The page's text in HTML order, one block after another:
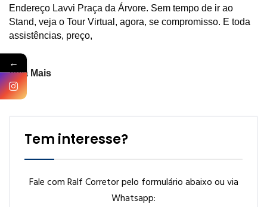
Endereço Lavvi Praça da Árvore. Sem tempo de ir ao
Stand, veja o Tour Virtual, agora, se compromisso. E toda
assistências, preço,
Veja Mais
Tem interesse?
Fale com Ralf Corretor pelo formulário abaixo ou via
Whatsapp:
←